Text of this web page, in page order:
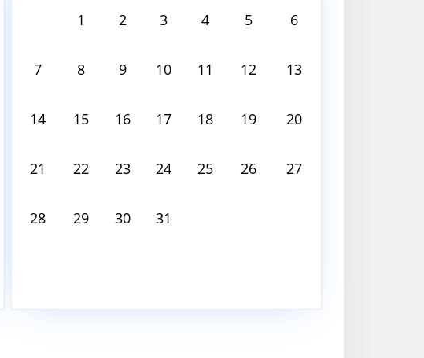
1 2 3 4 5 6
7 8 9 10 11 12 13
14 15 16 17 18 19 20
21 22 23 24 25 26 27
28 29 30 31
August8, 2026